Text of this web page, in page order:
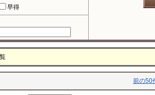
早得
前の50